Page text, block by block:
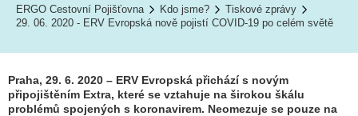
ERGO Cestovní Pojišťovna Kdo jsme?
Tiskové zprávy
29. 06. 2020 - ERV Evropská nově pojistí COVID-19 po celém světě
Praha, 29. 6. 2020 – ERV Evropská přichází s novým
připojištěním Extra, které se vztahuje na širokou škálu
problémů spojených s koronavirem. Neomezuje se pouze na